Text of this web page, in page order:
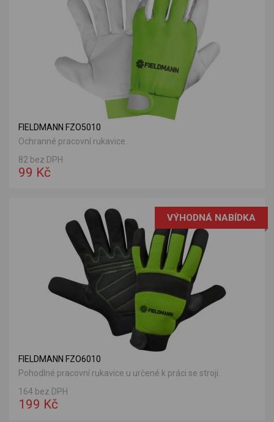
FIELDMANN FZO5010
Ochranné pracovní rukavice.
82 bez DPH
99 Kč
VÝHODNÁ NABÍDKA
FIELDMANN FZO6010
Pohodlné pracovní rukavice u určené k práci se stroji.
164 bez DPH
199 Kč